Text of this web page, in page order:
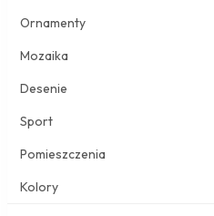
Ornamenty
Mozaika
Desenie
Sport
Pomieszczenia
Kolory